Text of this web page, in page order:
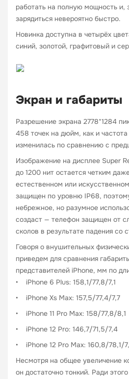
работать на полную мощность и,
зарядиться невероятно быстро.
Новинка доступна в четырёх
синий, золотой, графитовый и
Экран и габариты
Разрешение экрана 2778*1284
458 точек на дюйм, как и
изменилась по сравнению с
Изображение на дисплее Super
до 1200 нит остается четким
естественном или
защищен по уровню IP68,
небрежное, но разумное
создаст — телефон защищен от
сколов в результате падения со
Говоря о внушительных
приведем для сравнения
представителей iPhone, мм по
• iPhone 6 Plus: 158,1/77,8/7,1
• iPhone Xs Max: 157,5/77,4/7,7
• iPhone 11 Pro Max: 158/77,8/8,1
• iPhone 12 Pro: 146,7/71,5/7,4
• iPhone 12 Pro Max: 160,8/78,1/
Несмотря на общее увеличение
он достаточно тонкий. Ради